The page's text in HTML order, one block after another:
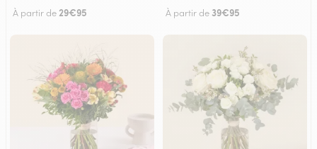
À partir de 29€95 À partir de 39€95